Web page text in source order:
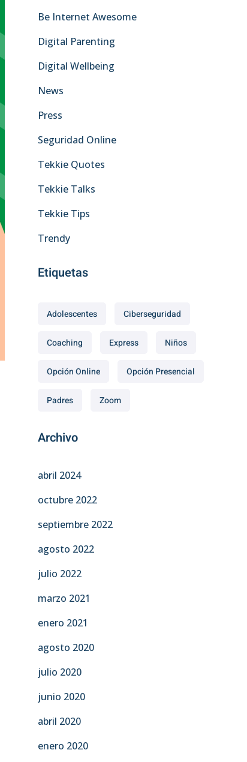
rBe Internet Awesome
Digital Parenting
Digital Wellbeing
News
Press
Seguridad Online
Tekkie Quotes
Tekkie Talks
Tekkie Tips
Trendy
Etiquetas
Adolescentes Ciberseguridad
Coaching Express Niños
Opción Online Opción Presencial
Padres Zoom
Archivo
abril 2024
octubre 2022
septiembre 2022
agosto 2022
julio 2022
marzo 2021
enero 2021
agosto 2020
julio 2020
junio 2020
abril 2020
enero 2020